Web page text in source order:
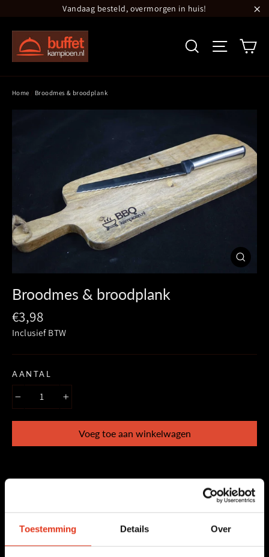
Toestemming Details Over
nl.general.accessibility.skip_to_content
Vandaag besteld, overmorgen in huis!
Zoeken Site
Home Broodmes & broodplank
Sluiten
(esc)
Broodmes & broodplank
Prijs
€3,98
Inclusief BTW
AANTAL
Voeg toe aan winkelwagen
Deel
Deel
op
Tweet
op